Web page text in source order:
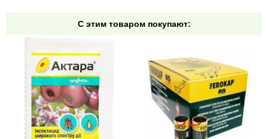
С этим товаром покупают: